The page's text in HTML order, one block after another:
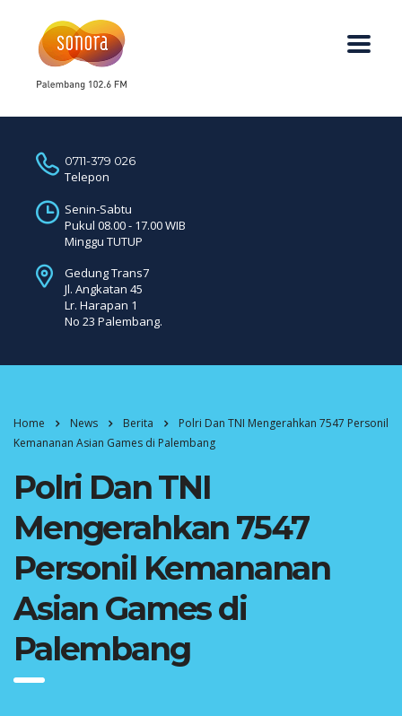
0711-379 026
Telepon
Senin-Sabtu
Pukul 08.00 - 17.00 WIB
Minggu TUTUP
Gedung Trans7
Jl. Angkatan 45
Lr. Harapan 1
No 23 Palembang.
Home News Berita
Polri Dan TNI Mengerahkan 7547 Personil
Kemananan Asian Games di Palembang
Polri Dan TNI
Mengerahkan 7547
Personil Kemananan
Asian Games di
Palembang